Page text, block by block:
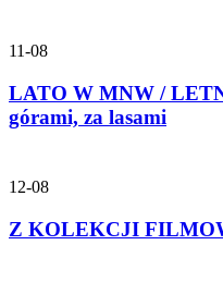
11-08
LATO W MNW /
górami, za lasami
12-08
Z KOLEKCJI